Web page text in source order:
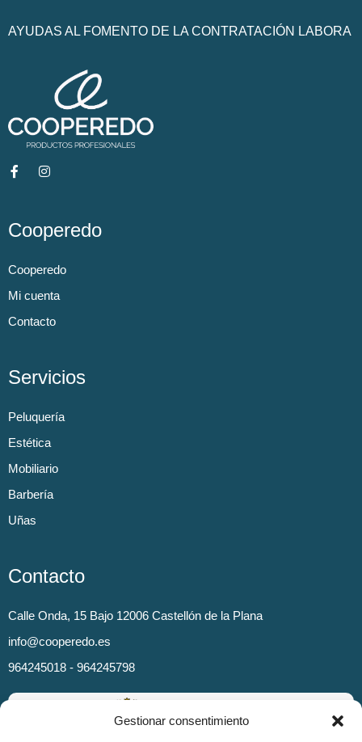
Gestionar consentimiento
AYUDAS AL FOMENTO DE LA CONTRATACIÓN LABORA
Cooperedo
Cooperedo
Mi cuenta
Contacto
Servicios
Peluquería
Estética
Mobiliario
Barbería
Uñas
Contacto
Calle Onda, 15 Bajo 12006 Castellón de la Plana
info@cooperedo.es
964245018 - 964245798